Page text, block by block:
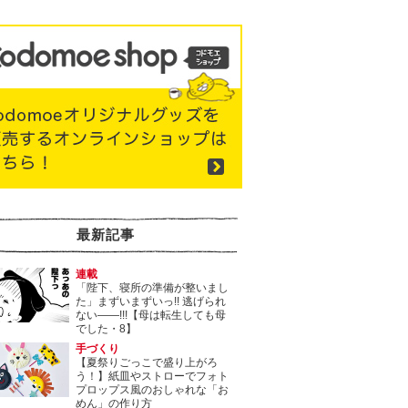
最新記事
連載
「陛下、寝所の準備が整いまし
た」まずいまずいっ!! 逃げられ
ない――!!!【母は転生しても母
でした・8】
手づくり
【夏祭りごっこで盛り上がろ
う！】紙皿やストローでフォト
プロップス風のおしゃれな「お
めん」の作り方